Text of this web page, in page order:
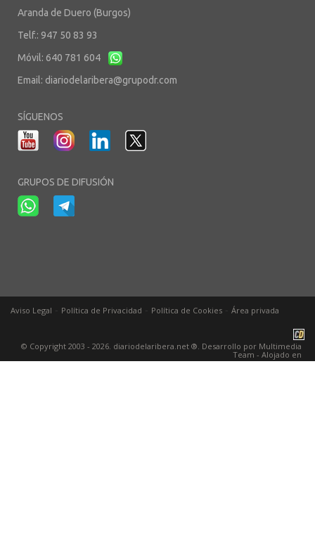
Aranda de Duero (Burgos)
Telf.: 947 50 83 93
Móvil: 640 781 604
Email: diariodelaribera@grupodr.com
SÍGUENOS
GRUPOS DE DIFUSIÓN
Aviso Legal Política de Privacidad Política de Cookies Área privada
© Copyright 2003 - 2026. diariodelaribera.net ®. Desarrollo por Multimedia
Team - Alojado en